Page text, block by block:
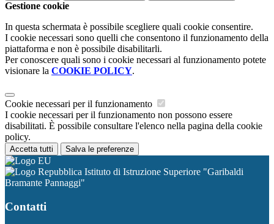
Gestione cookie
In questa schermata è possibile scegliere quali cookie consentire.
I cookie necessari sono quelli che consentono il funzionamento della
piattaforma e non è possibile disabilitarli.
Per conoscere quali sono i cookie necessari al funzionamento potete
visionare la COOKIE POLICY.
Cookie necessari per il funzionamento
I cookie necessari per il funzionamento non possono essere
disabilitati. È possibile consultare l'elenco nella pagina della cookie
policy.
Accetta tutti Salva le preferenze
Istituto di Istruzione Superiore "Garibaldi
Bramante Pannaggi"
Contatti